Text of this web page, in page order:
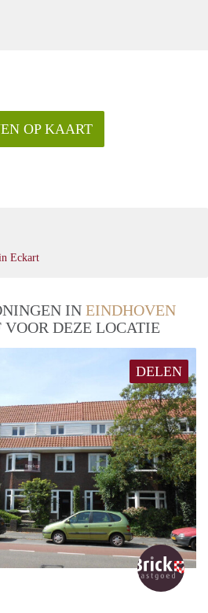
OP KAART
Eckart
IN EINDHOVEN
DEZE LOCATIE
DELEN
Brick